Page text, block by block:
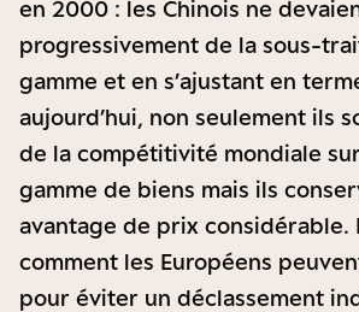
en 2000 : les Chinois ne
progressivement de la sous-
gamme et en s’ajustant en
aujourd’hui, non seulement ils
de la compétitivité mondiale
gamme de biens mais ils
avantage de prix considérable.
comment les Européens
pour éviter un déclassement